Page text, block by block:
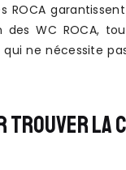
ROCA
WC ROCA,
ne nécessite
LA